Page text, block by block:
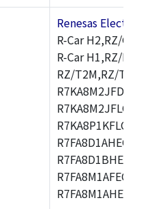
Renesas
R-Car H2,RZ/
R-Car H1,RZ/
RZ/T2M,RZ/